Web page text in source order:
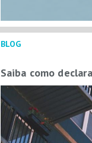
BLOG
Saiba como